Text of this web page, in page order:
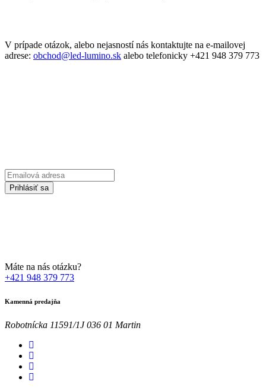
V prípade otázok, alebo nejasností nás kontaktujte na e-mailovej
adrese: obchod@led-lumino.sk alebo telefonicky +421 948 379 773
Emailová
adresa
Prihlásiť sa
Máte na nás otázku?
+421 948 379 773
Kamenná predajňa
Robotnícka 11591/1J 036 01 Martin